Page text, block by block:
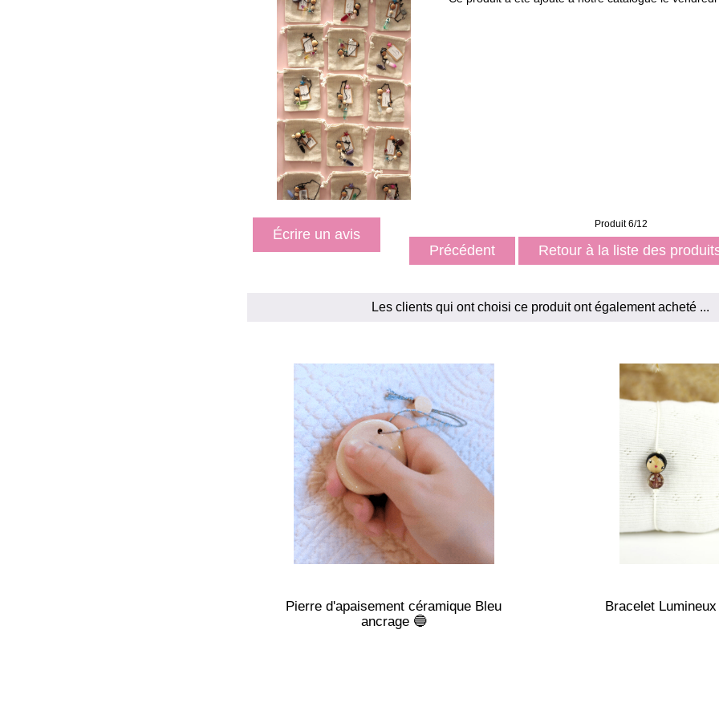
Produit 6/12
Précédent Retour à la liste des
Écrire un avis
Les clients qui ont choisi ce produit ont également acheté ...
Pierre d'apaisement céramique Bleu
ancrage 🔵
Bracelet